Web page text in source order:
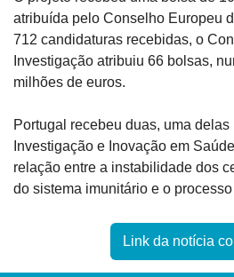
atribuída pelo Conselho Europeu
712 candidaturas recebidas, o
Investigação atribuiu 66 bolsas,
milhões de euros.
Portugal recebeu duas, uma delas
Investigação e Inovação em
relação entre a instabilidade dos
do sistema imunitário e o
Link da notícia